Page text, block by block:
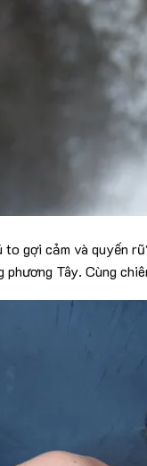
gợi cảm và quyến
Tây. Cùng